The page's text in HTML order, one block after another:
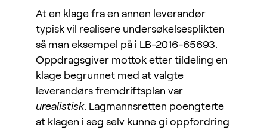
At en klage fra en annen leverandør
typisk vil realisere undersøkelsesplikten
så man eksempel på i LB-2016-65693.
Oppdragsgiver mottok etter tildeling en
klage begrunnet med at valgte
leverandørs fremdriftsplan var
urealistisk. Lagmannsretten poengterte
at klagen i seg selv kunne gi oppfordring